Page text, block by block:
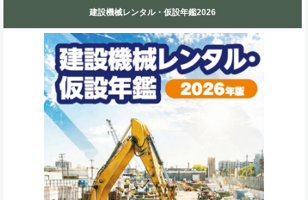
建設機械レンタル・仮設年鑑2026